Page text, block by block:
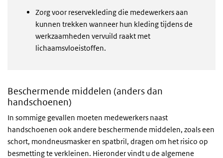
Zorg voor reservekleding die medewerkers aan
kunnen trekken wanneer hun kleding tijdens de
werkzaamheden vervuild raakt met
lichaamsvloeistoffen.
Beschermende middelen (anders dan
handschoenen)
In sommige gevallen moeten medewerkers naast
handschoenen ook andere beschermende middelen, zoals een
schort, mondneusmasker en spatbril, dragen om het risico op
besmetting te verkleinen. Hieronder vindt u de algemene